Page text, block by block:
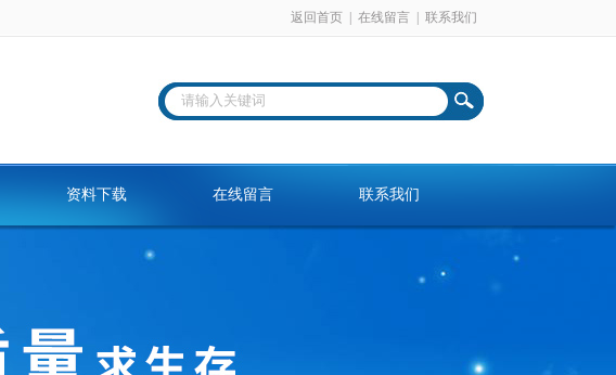
返回首页 在线留言 联系我们
资料下载 在线留言 联系我们